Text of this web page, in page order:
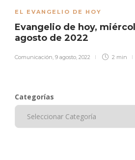
EL EVANGELIO DE HOY
Evangelio de hoy,
agosto de 2022
Comunicación, 9 agosto, 2022 2 min
Categorías